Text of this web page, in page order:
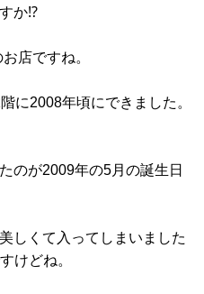
か⁉️
店ですね。
に2008年頃にできました。
のが2009年の5月の誕生日
しくて入ってしまいました
けどね。